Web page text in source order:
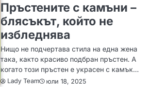
Пръстените с камъни –
блясъкът, който не
избледнява
Нищо не подчертава стила на една жена
така, както красиво подбран пръстен. А
когато този пръстен е украсен с камък…
Lady Team юли 18, 2025